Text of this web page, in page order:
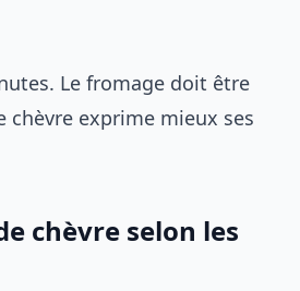
Le fromage doit être
chèvre exprime mieux ses
chèvre selon les